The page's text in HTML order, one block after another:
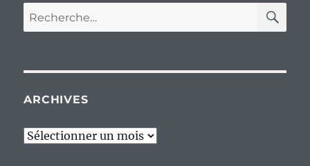
Recherche
pour :
ARCHIVES
Archives